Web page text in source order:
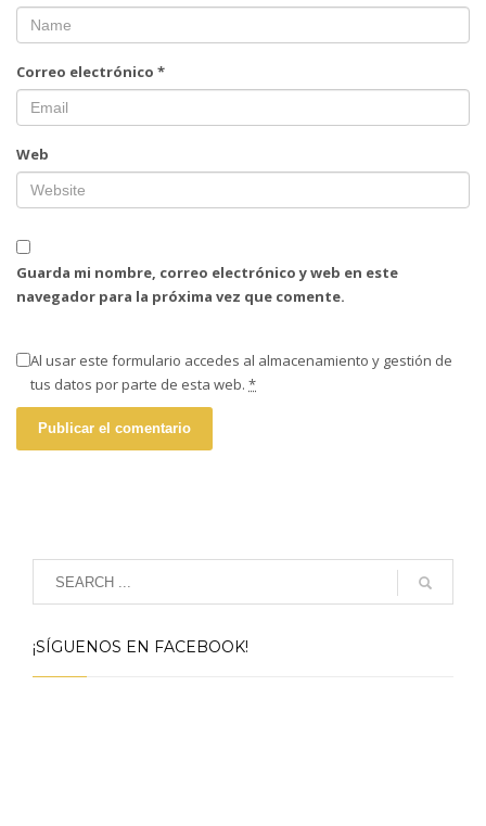
Correo electrónico *
Web
Guarda mi nombre, correo electrónico y web en este
navegador para la próxima vez que comente.
Al usar este formulario accedes al almacenamiento y gestión de
tus datos por parte de esta web. *
¡SÍGUENOS EN FACEBOOK!